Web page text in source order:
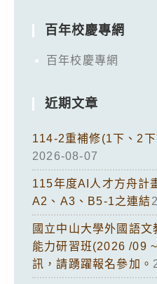
百年校慶專網
百年校慶專網
近期文章
114-2重補修(1下、2
2026-08-07
115年度AI人才方舟計
A2、A3、B5-1之連結
國立中山大學外國語
能力研習班(2026 /09
訊，請踴躍報名參加。